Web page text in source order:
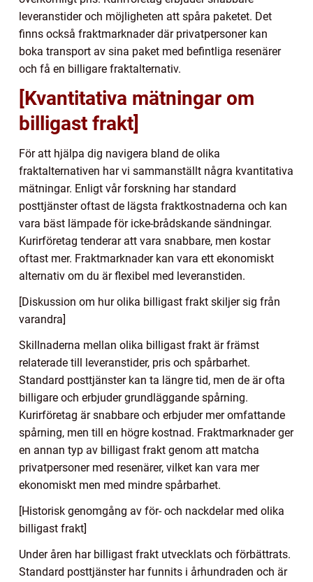
leveranstider och möjligheten att spåra paketet. Det
finns också fraktmarknader där privatpersoner kan
boka transport av sina paket med befintliga resenärer
och få en billigare fraktalternativ.
[Kvantitativa mätningar om
billigast frakt]
För att hjälpa dig navigera bland de olika
fraktalternativen har vi sammanställt några kvantitativa
mätningar. Enligt vår forskning har standard
posttjänster oftast de lägsta fraktkostnaderna och kan
vara bäst lämpade för icke-brådskande sändningar.
Kurirföretag tenderar att vara snabbare, men kostar
oftast mer. Fraktmarknader kan vara ett ekonomiskt
alternativ om du är flexibel med leveranstiden.
[Diskussion om hur olika billigast frakt skiljer sig från
varandra]
Skillnaderna mellan olika billigast frakt är främst
relaterade till leveranstider, pris och spårbarhet.
Standard posttjänster kan ta längre tid, men de är ofta
billigare och erbjuder grundläggande spårning.
Kurirföretag är snabbare och erbjuder mer omfattande
spårning, men till en högre kostnad. Fraktmarknader ger
en annan typ av billigast frakt genom att matcha
privatpersoner med resenärer, vilket kan vara mer
ekonomiskt men med mindre spårbarhet.
[Historisk genomgång av för- och nackdelar med olika
billigast frakt]
Under åren har billigast frakt utvecklats och förbättrats.
Standard posttjänster har funnits i århundraden och är